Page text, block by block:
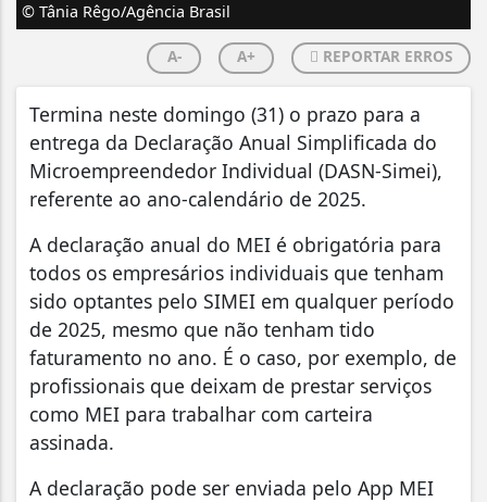
© Tânia Rêgo/Agência Brasil
A- A+ REPORTAR ERROS
Termina neste domingo (31) o prazo para a
entrega da Declaração Anual Simplificada do
Microempreendedor Individual (DASN-Simei),
referente ao ano-calendário de 2025.
A declaração anual do MEI é obrigatória para
todos os empresários individuais que tenham
sido optantes pelo SIMEI em qualquer período
de 2025, mesmo que não tenham tido
faturamento no ano. É o caso, por exemplo, de
profissionais que deixam de prestar serviços
como MEI para trabalhar com carteira
assinada.
A declaração pode ser enviada pelo App MEI